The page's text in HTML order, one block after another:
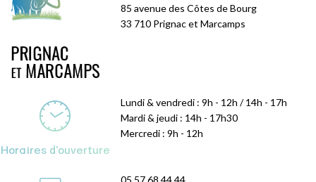
85 avenue des Côtes de Bourg
33 710 Prignac et Marcamps
Horaires d'ouverture
Lundi & vendredi : 9h - 12h / 14h - 17h
Mardi & jeudi : 14h - 17h30
Mercredi : 9h - 12h